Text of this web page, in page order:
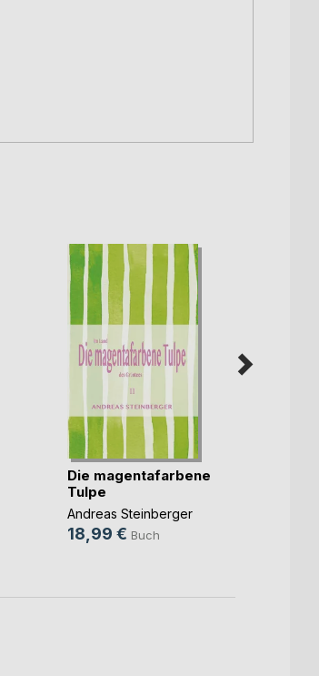
Die magentafarbene
Tulpe
Andreas Steinberger
18,99 € Buch